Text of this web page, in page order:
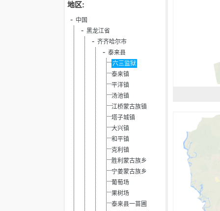
地区:
中国
黑龙江省
齐齐哈尔市
泰来县
六三监狱
泰来镇
平洋镇
汤池镇
江桥蒙古族镇
塔子城镇
大兴镇
和平镇
克利镇
胜利蒙古族乡
宁姜蒙古族乡
葡萄场
果树场
泰来县一苗圃